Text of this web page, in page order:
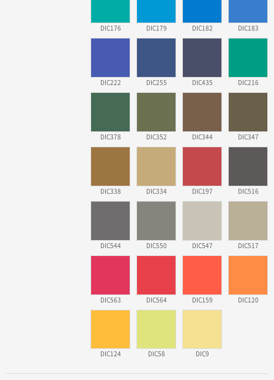
DIC176 DIC179 DIC182 DIC183
DIC222 DIC255 DIC435 DIC216
DIC378 DIC352 DIC344 DIC347
DIC338 DIC334 DIC197 DIC516
DIC544 DIC550 DIC547 DIC517
DIC563 DIC564 DIC159 DIC120
DIC124 DIC58 DIC9